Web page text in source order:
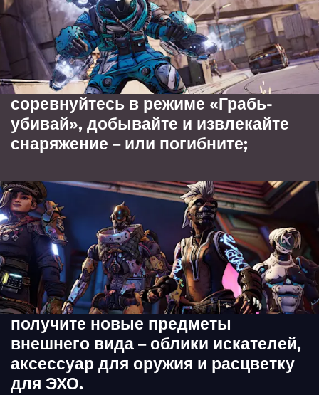
соревнуйтесь в режиме «Грабь-
убивай», добывайте и извлекайте
снаряжение – или погибните;
получите новые предметы
внешнего вида – облики искателей,
аксессуар для оружия и расцветку
для ЭХО.